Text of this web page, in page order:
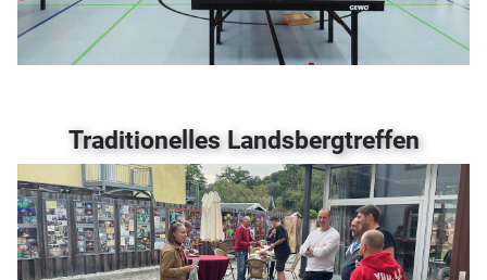
Traditionelles Landsbergtreffen